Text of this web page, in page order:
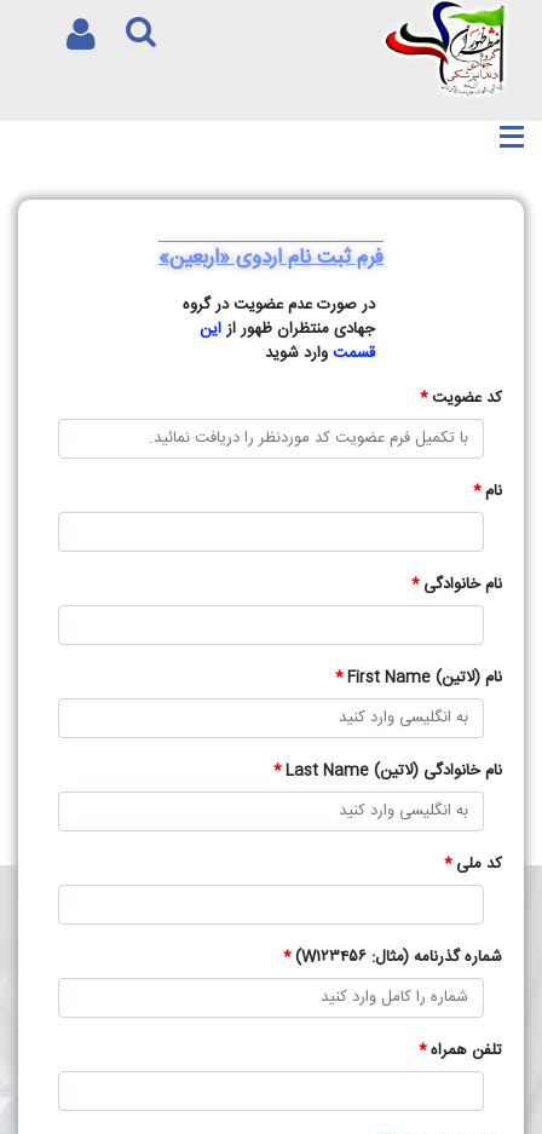
فرم ثبت نام اردوی «اربعین»
در صورت عدم عضویت در گروه
جهادی منتظران ظهور ازاین
قسمتوارد شوید
کد عضویت*
*
نام خانوادگی*
نام (لاتین) First Name *
نام خانوادگی (لاتین) Last Name *
کد ملی*
شماره گذرنامه (مثال: W123456) *
تلفن همراه*